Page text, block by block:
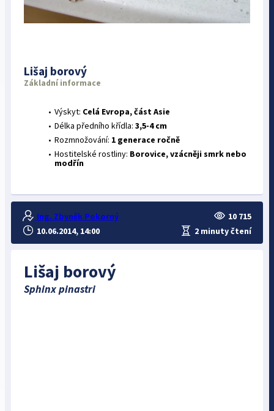
Lišaj borový
Sphinx pinastri
Lišaj borový
Základní informace
Výskyt: Celá Evropa, část Asie
Délka předního křídla: 3,5-4 cm
Rozmnožování: 1 generace ročně
Hostitelské rostliny: Borovice, vzácněji smrk nebo
modřín
Ing. Zbyněk Pokorný
10.06.2014, 14:00
10 715
2 minuty čtení